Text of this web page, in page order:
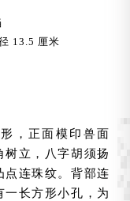
13.5 厘米
，正面模印兽面
立，八字胡须扬
点连珠纹。背部连
长方形小孔，为